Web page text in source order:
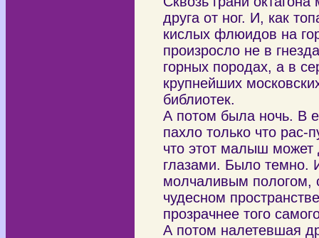
друга от ног. И, как
кислых флюидов на
произросло не в
горных породах, а в
крупнейших
библиотек.
А потом была ночь. В
пахло только что
что этот малыш может
глазами. Было темно.
молчаливым пологом,
чудесном
прозрачнее того
А потом налетевшая